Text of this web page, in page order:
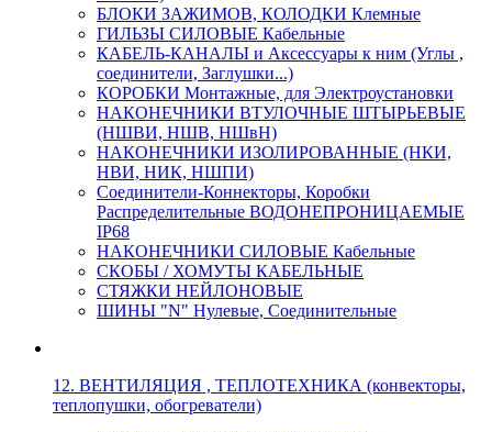
БЛОКИ ЗАЖИМОВ, КОЛОДКИ Клемные
ГИЛЬЗЫ СИЛОВЫЕ Кабельные
КАБЕЛЬ-КАНАЛЫ и Аксессуары к ним (Углы ,
соединители, Заглушки...)
КОРОБКИ Монтажные, для Электроустановки
НАКОНЕЧНИКИ ВТУЛОЧНЫЕ ШТЫРЬЕВЫЕ
(НШВИ, НШВ, НШвН)
НАКОНЕЧНИКИ ИЗОЛИРОВАННЫЕ (НКИ,
НВИ, НИК, НШПИ)
Соединители-Коннекторы, Коробки
Распределительные ВОДОНЕПРОНИЦАЕМЫЕ
IP68
НАКОНЕЧНИКИ СИЛОВЫЕ Кабельные
СКОБЫ / ХОМУТЫ КАБЕЛЬНЫЕ
СТЯЖКИ НЕЙЛОНОВЫЕ
ШИНЫ "N" Нулевые, Соединительные
12. ВЕНТИЛЯЦИЯ , ТЕПЛОТЕХНИКА (конвекторы,
теплопушки, обогреватели)